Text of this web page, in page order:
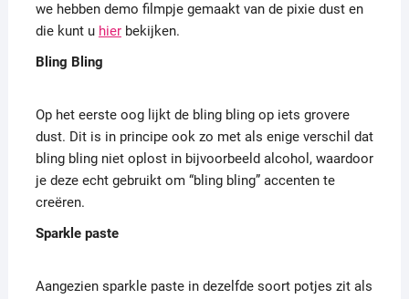
we hebben demo filmpje gemaakt van de pixie dust en
die kunt u hierbekijken.
Bling Bling
Op het eerste oog lijkt de bling bling op iets grovere
dust. Dit is in principe ook zo met als enige verschil dat
bling bling niet oplost in bijvoorbeeld alcohol, waardoor
je deze echt gebruikt om “bling bling” accenten te
creëren.
Sparkle paste
Aangezien sparkle paste in dezelfde soort potjes zit als